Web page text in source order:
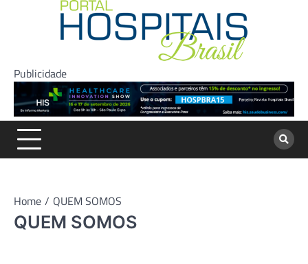
Publicidade
Home QUEM SOMOS
QUEM SOMOS